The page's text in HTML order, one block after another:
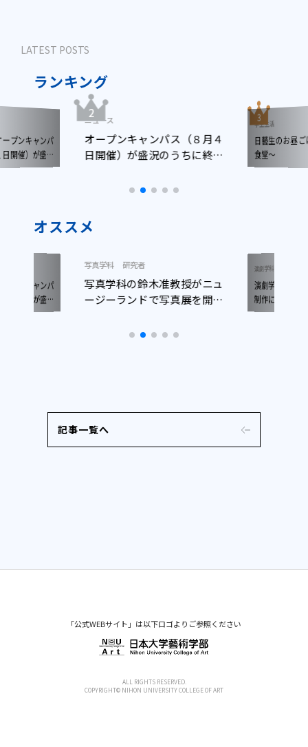
LATEST POSTS
ランキング
プンキャンパ
開催）が盛況
ました
ニュース
オープンキャンパス（８月４
日開催）が盛況のうちに終了
学生生活
日藝生のお昼
食堂～
オススメ
プンキャンパ
開催）が盛況
写真学科 研究者
写真学科の鈴木准教授がニュ
ージーランドで写真展を開催
演劇学科
演劇学科生が
制作に参加！
記事一覧へ
「公式WEBサイト」は以下ロゴよりご参照ください
ALL RIGHTS RESERVED.
COPYRIGHT© NIHON UNIVERSITY COLLEGE OF ART